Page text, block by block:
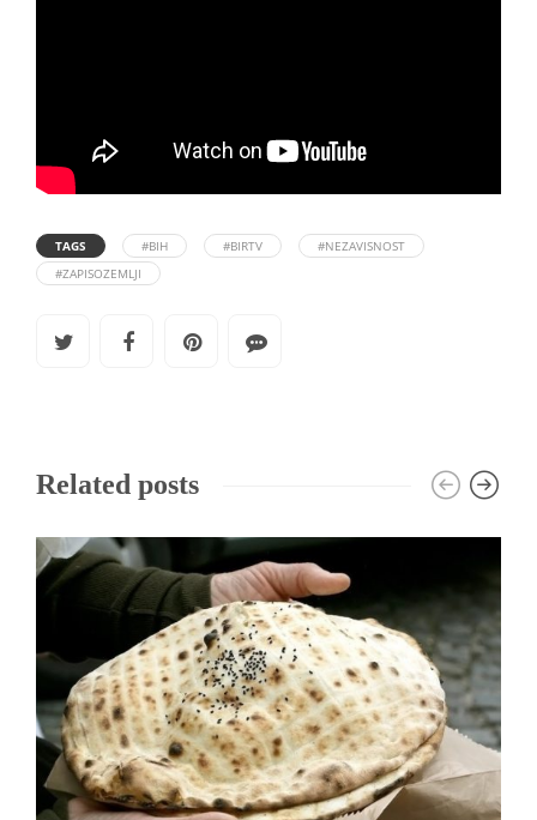
TAGS #BIH #BIRTV
#NEZAVISNOST
#ZAPISOZEMLJI
Related posts